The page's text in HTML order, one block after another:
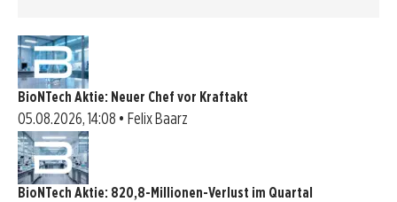
BioNTech Aktie: Neuer Chef vor Kraftakt
05.08.2026, 14:08 • Felix Baarz
BioNTech Aktie: 820,8-Millionen-Verlust im Quartal